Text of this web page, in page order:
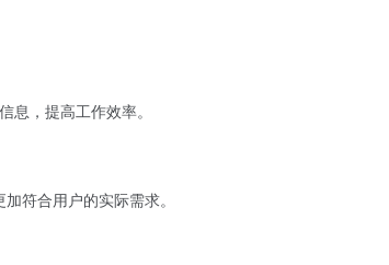
，提高工作效率。
符合用户的实际需求。